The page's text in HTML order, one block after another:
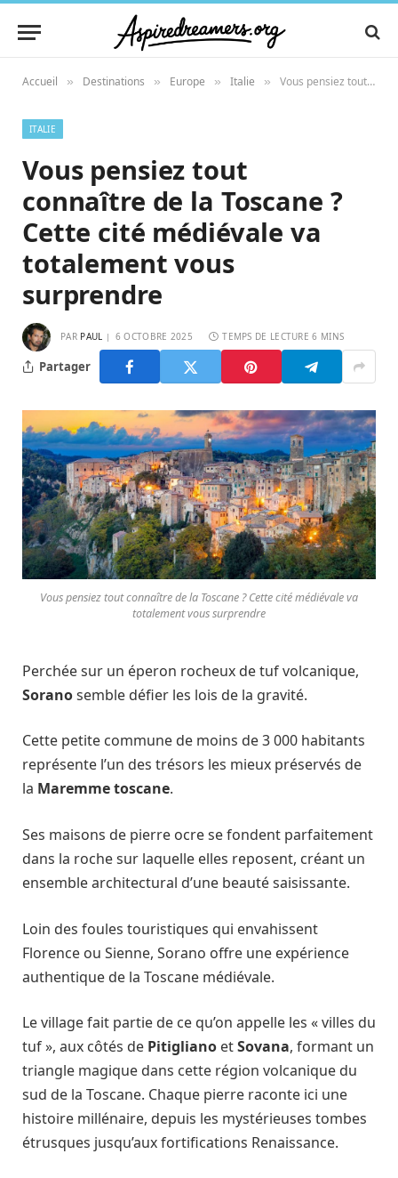
Accueil » Destinations » Europe » Italie » Vous pensiez tout connaître de la Toscane ? Cette cité médiévale va totalement vous surprendre
ITALIE
Vous pensiez tout
connaître de la Toscane ?
Cette cité médiévale va
totalement vous
surprendre
PAR PAUL 6 OCTOBRE 2025 TEMPS DE LECTURE 6 MINS
Partager
Vous pensiez tout connaître de la Toscane ? Cette cité médiévale va
totalement vous surprendre
Perchée sur un éperon rocheux de tuf volcanique,
Soranosemble défier les lois de la gravité.
Cette petite commune de moins de 3 000 habitants
représente l’un des trésors les mieux préservés de
la Maremme toscane.
Ses maisons de pierre ocre se fondent parfaitement
dans la roche sur laquelle elles reposent, créant un
ensemble architectural d’une beauté saisissante.
Loin des foules touristiques qui envahissent
Florence ou Sienne, Sorano offre une expérience
authentique de la Toscane médiévale.
Le village fait partie de ce qu’on appelle les « villes du
tuf », aux côtés de Pitigliano etSovana, formant un
triangle magique dans cette région volcanique du
sud de la Toscane. Chaque pierre raconte ici une
histoire millénaire, depuis les mystérieuses tombes
étrusques jusqu’aux fortifications Renaissance.